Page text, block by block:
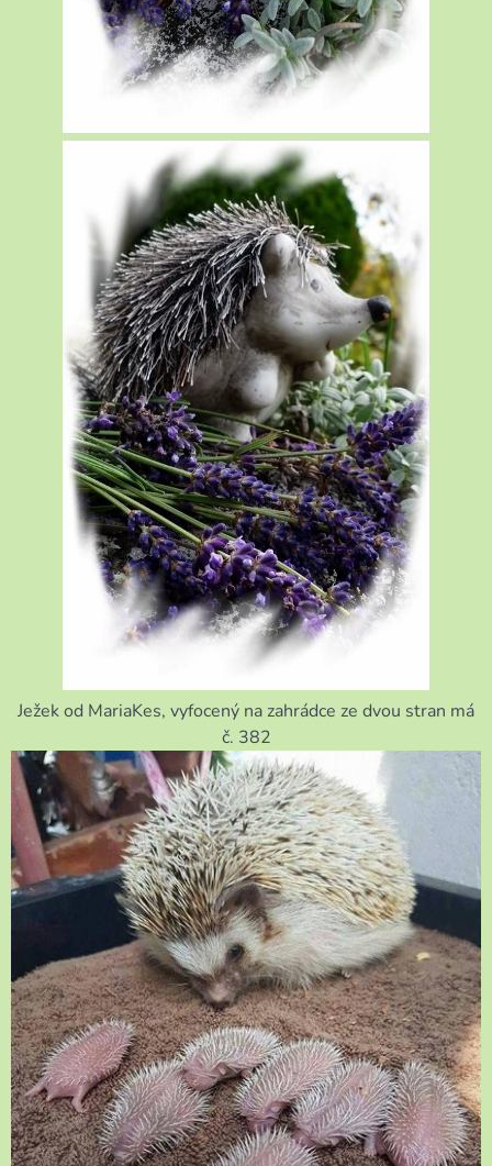
Ježek od MariaKes, vyfocený na zahrádce ze dvou stran má
č. 382